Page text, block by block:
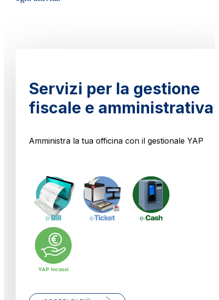
Servizi per la gestione
fiscale e amministrativa
Amministra la tua officina con il gestionale YAP